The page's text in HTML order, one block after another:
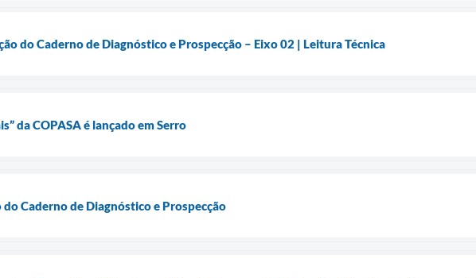
do Caderno de Diagnóstico e Prospecção – Eixo 02 | Leitura Técnica
da COPASA é lançado em Serro
Caderno de Diagnóstico e Prospecção